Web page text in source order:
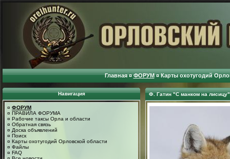
Главная ¤ ФОРУМ ¤ Карты охотугодий
Навигация
¤ ФОРУМ
¤ ПРАВИЛА ФОРУМА
¤ Рабочие таксы Орла и области
¤ Обратная связь
¤ Доска объявлений
¤ Поиск
¤ Карты охотугодий Орловской области
¤ Файлы
¤ FAQ
Ф. Гатин "С манком на лисицу"